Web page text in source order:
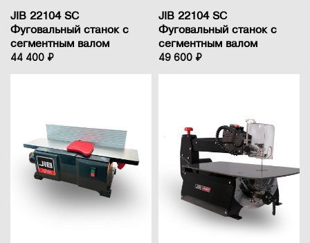
JIB 22104 SC
Фуговальный станок с
сегментным валом
44 400 ₽
JIB 22104 SC
Фуговальный станок с
сегментным валом
49 600 ₽